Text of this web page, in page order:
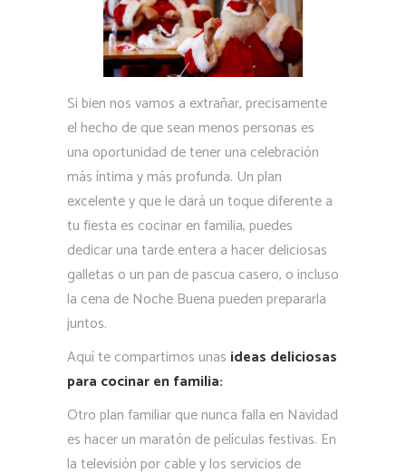
Si bien nos vamos a extrañar, precisamente
el hecho de que sean menos personas es
una oportunidad de tener una celebración
más íntima y más profunda. Un plan
excelente y que le dará un toque diferente a
tu fiesta es cocinar en familia, puedes
dedicar una tarde entera a hacer deliciosas
galletas o un pan de pascua casero, o incluso
la cena de Noche Buena pueden prepararla
juntos.
Aquí te compartimos unas ideas deliciosas
para cocinar en familia:
Otro plan familiar que nunca falla en Navidad
es hacer un maratón de películas festivas. En
la televisión por cable y los servicios de